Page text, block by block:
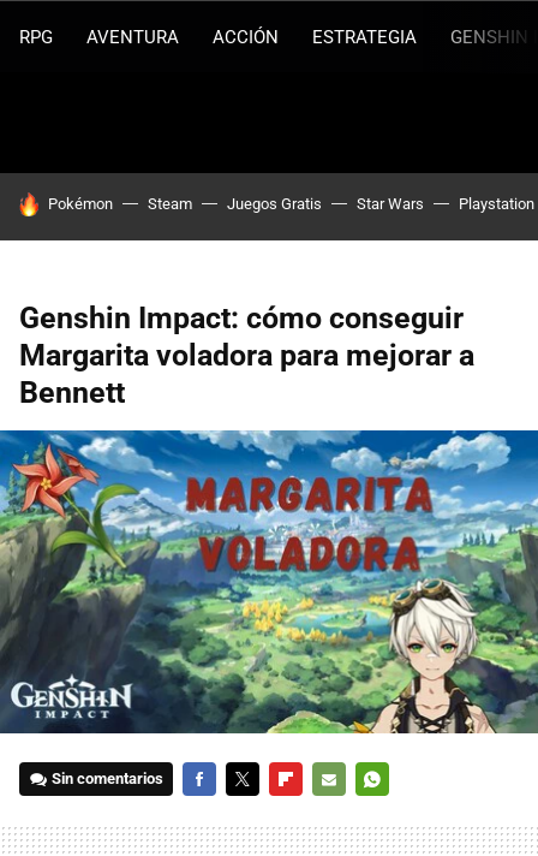
RPG AVENTURA ACCIÓN ESTRATEGIA GENSHIN
HOY SE HABLA DE
Pokémon Steam Juegos Gratis Star Wars Playstation
Genshin Impact: cómo conseguir
Margarita voladora para mejorar a
Bennett
Sin comentarios
MAIL